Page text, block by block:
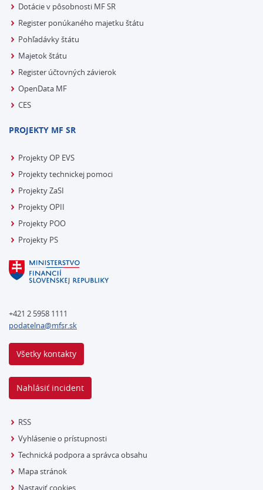
Dotácie v pôsobnosti MF SR
Register ponúkaného majetku štátu
Pohľadávky štátu
Majetok štátu
Register účtovných závierok
OpenData MF
CES
PROJEKTY MF SR
Projekty OP EVS
Projekty technickej pomoci
Projekty ZaSI
Projekty OPII
Projekty POO
Projekty PS
+421 2 5958 1111
podatelna@mfsr.sk
Všetky kontakty
Nahlásiť incident
RSS
Vyhlásenie o prístupnosti
Technická podpora a správca obsahu
Mapa stránok
Nastaviť cookies